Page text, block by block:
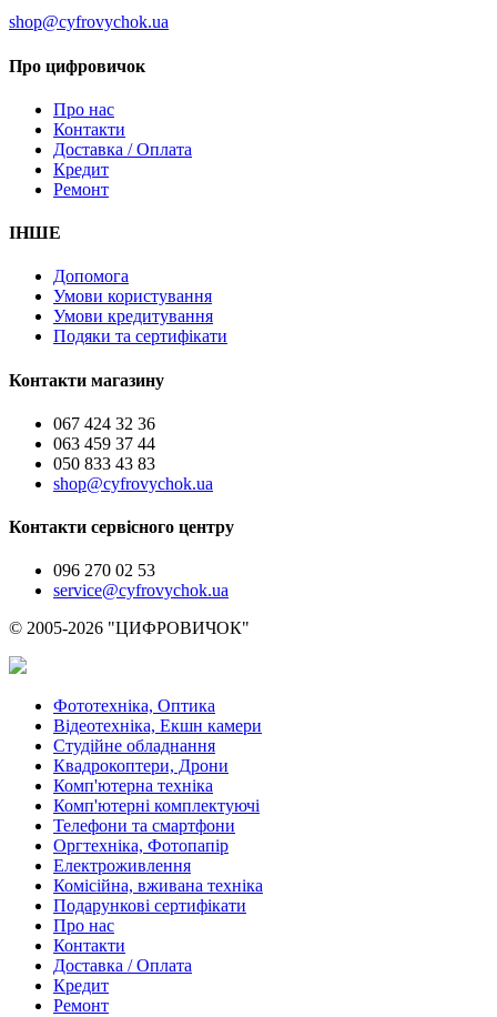
shop@cyfrovychok.ua
Про цифровичок
Про нас
Контакти
Доставка / Оплата
Кредит
Ремонт
ІНШЕ
Допомога
Умови користування
Умови кредитування
Подяки та сертифікати
Контакти магазину
067 424 32 36
063 459 37 44
050 833 43 83
shop@cyfrovychok.ua
Контакти сервісного центру
096 270 02 53
service@cyfrovychok.ua
© 2005-2026 "ЦИФРОВИЧОК"
Фототехніка, Оптика
Відеотехніка, Екшн камери
Студійне обладнання
Квадрокоптери, Дрони
Комп'ютерна техніка
Комп'ютерні комплектуючі
Телефони та смартфони
Оргтехніка, Фотопапір
Електроживлення
Комісійна, вживана техніка
Подарункові сертифікати
Про нас
Контакти
Доставка / Оплата
Кредит
Ремонт